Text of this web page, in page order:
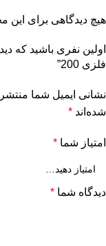
هیچ دیدگاهی برای
اولین نفری باشید که
فلزی 200”
نشانی ایمیل شما
شده‌اند *
امتیاز شما *
دیدگاه شما *